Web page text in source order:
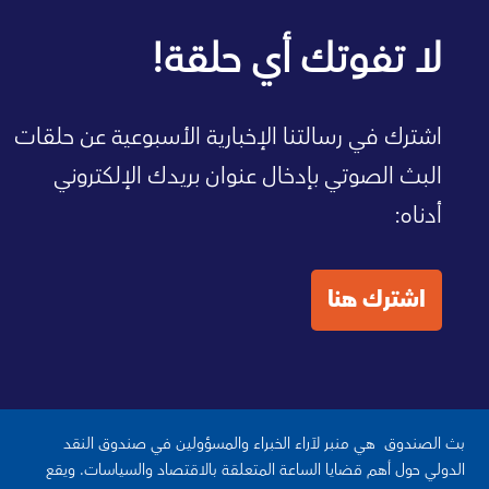
صفحة الصندوق الرئيسية
لا تفوتك أي حلقة!
اشترك في رسالتنا الإخبارية الأسبوعية عن حلقات
البث الصوتي بإدخال عنوان بريدك الإلكتروني
أدناه:
اشترك هنا
بث الصندوق هي منبر لآراء الخبراء والمسؤولين في صندوق النقد
الدولي حول أهم قضايا الساعة المتعلقة بالاقتصاد والسياسات. ويقع